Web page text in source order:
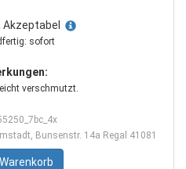
sofort
verschmutzt.
Bunsenstr. 14a Regal 41081